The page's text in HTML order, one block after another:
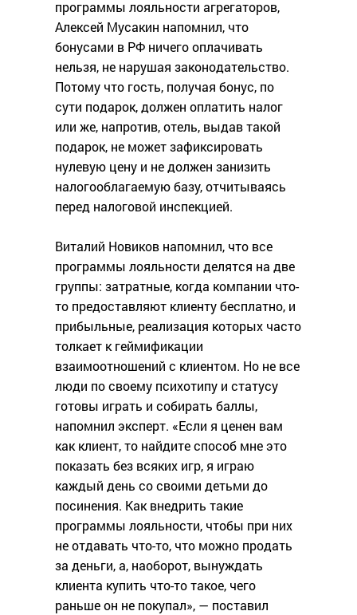
программы лояльности агрегаторов,
Алексей Мусакин напомнил, что
бонусами в РФ ничего оплачивать
нельзя, не нарушая законодательство.
Потому что гость, получая бонус, по
сути подарок, должен оплатить налог
или же, напротив, отель, выдав такой
подарок, не может зафиксировать
нулевую цену и не должен занизить
налогооблагаемую базу, отчитываясь
перед налоговой инспекцией.
Виталий Новиков напомнил, что все
программы лояльности делятся на две
группы: затратные, когда компании что-
то предоставляют клиенту бесплатно, и
прибыльные, реализация которых часто
толкает к геймификации
взаимоотношений с клиентом. Но не все
люди по своему психотипу и статусу
готовы играть и собирать баллы,
напомнил эксперт. «Если я ценен вам
как клиент, то найдите способ мне это
показать без всяких игр, я играю
каждый день со своими детьми до
посинения. Как внедрить такие
программы лояльности, чтобы при них
не отдавать что-то, что можно продать
за деньги, а, наоборот, вынуждать
клиента купить что-то такое, чего
раньше он не покупал», — поставил